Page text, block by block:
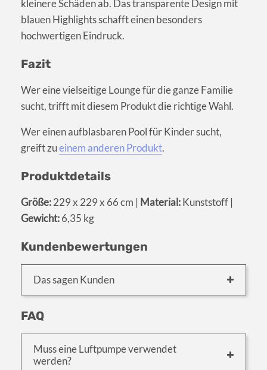
kleinere Schäden ab. Das transparente Design mit
blauen Highlights schafft einen besonders
hochwertigen Eindruck.
Fazit
Wer eine vielseitige Lounge für die ganze Familie
sucht, trifft mit diesem Produkt die richtige Wahl.
Wer einen aufblasbaren Pool für Kinder sucht,
greift zueinem anderen Produkt.
Produktdetails
Größe:229 x 229 x 66 cm | Material:Kunststoff |
Gewicht:6,35 kg
Kundenbewertungen
Das sagen Kunden
FAQ
Muss eine Luftpumpe verwendet
werden?